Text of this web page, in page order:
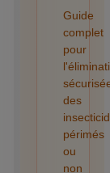
Guide
complet
pour
des
périmés
ou
non